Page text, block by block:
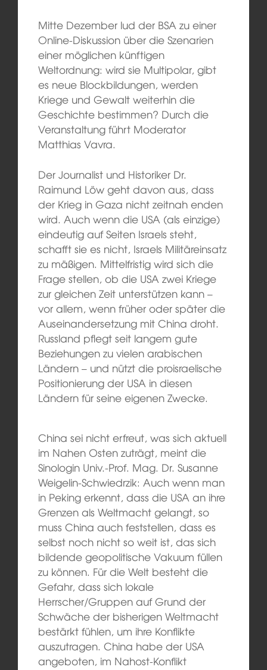
Mitte Dezember lud der BSA zu einer
Online-Diskussion über die Szenarien
einer möglichen künftigen
Weltordnung: wird sie Multipolar, gibt
es neue Blockbildungen, werden
Kriege und Gewalt weiterhin die
Geschichte bestimmen? Durch die
Veranstaltung führt Moderator
Matthias Vavra.
Der Journalist und Historiker Dr.
Raimund Löw geht davon aus, dass
der Krieg in Gaza nicht zeitnah enden
wird. Auch wenn die USA (als einzige)
eindeutig auf Seiten Israels steht,
schafft sie es nicht, Israels Militäreinsatz
zu mäßigen. Mittelfristig wird sich die
Frage stellen, ob die USA zwei Kriege
zur gleichen Zeit unterstützen kann –
vor allem, wenn früher oder später die
Auseinandersetzung mit China droht.
Russland pflegt seit langem gute
Beziehungen zu vielen arabischen
Ländern – und nützt die proisraelische
Positionierung der USA in diesen
Ländern für seine eigenen Zwecke.
China sei nicht erfreut, was sich aktuell
im Nahen Osten zuträgt, meint die
Sinologin Univ.-Prof. Mag. Dr. Susanne
Weigelin-Schwiedrzik: Auch wenn man
in Peking erkennt, dass die USA an ihre
Grenzen als Weltmacht gelangt, so
muss China auch feststellen, dass es
selbst noch nicht so weit ist, das sich
bildende geopolitische Vakuum füllen
zu können. Für die Welt besteht die
Gefahr, dass sich lokale
Herrscher/Gruppen auf Grund der
Schwäche der bisherigen Weltmacht
bestärkt fühlen, um ihre Konflikte
auszutragen. China habe der USA
angeboten, im Nahost-Konflikt